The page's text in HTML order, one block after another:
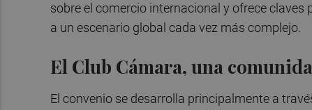
sobre el comercio internacional y ofrece
a un escenario global cada vez más complejo.
El Club Cámara, una
El convenio se desarrolla principalmente a